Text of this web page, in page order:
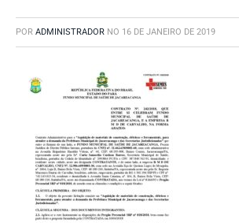
POR ADMINISTRADOR NO 16 DE JANEIRO DE 2019